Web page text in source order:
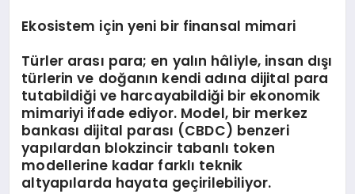
Ekosistem için yeni bir finansal mimari
Türler arası para; en yalın hâliyle, insan dışı
türlerin ve doğanın kendi adına dijital para
tutabildiği ve harcayabildiği bir ekonomik
mimariyi ifade ediyor. Model, bir merkez
bankası dijital parası (CBDC) benzeri
yapılardan blokzincir tabanlı token
modellerine kadar farklı teknik
altyapılarda hayata geçirilebiliyor.